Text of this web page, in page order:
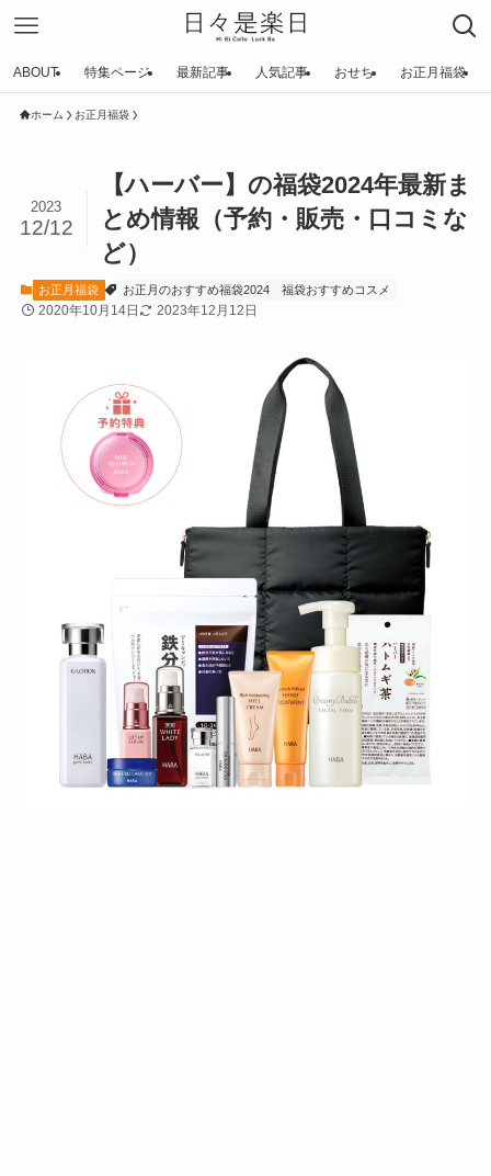
ABOUT 特集ページ 最新記事 人気記事 おせち お正月福袋
ホーム お正月福袋
【ハーバー】の福袋2024年最新ま
とめ情報（予約・販売・口コミな
ど）
2023
12/12
お正月福袋 お正月のおすすめ福袋2024 福袋おすすめコスメ
2020年10月14日 2023年12月12日